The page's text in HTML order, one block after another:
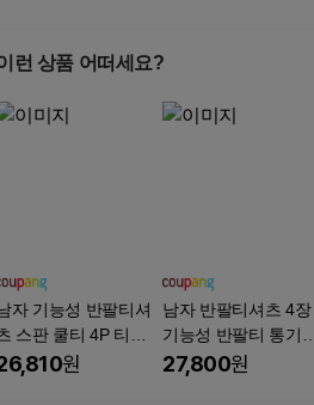
런 상품 어떠세요?
자 기능성 반팔티셔
스판 쿨티 4P 티셔
남녀공용 여름용 tan
원
남자 반팔티셔츠 4장
기능성 반팔티 통기성
반팔 쿨링 운동 티셔츠
27,800원